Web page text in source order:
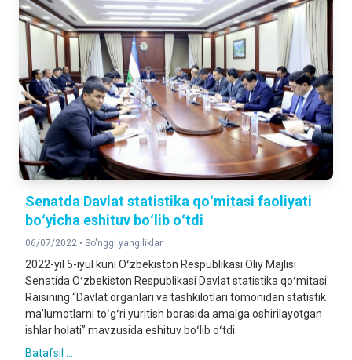
Senatda Davlat statistika qoʻmitasi faoliyati
boʻyicha eshituv boʻlib oʻtdi
06/07/2022 • So'nggi yangiliklar
2022-yil 5-iyul kuni Oʻzbekiston Respublikasi Oliy Majlisi
Senatida Oʻzbekiston Respublikasi Davlat statistika qoʻmitasi
Raisining “Davlat organlari va tashkilotlari tomonidan statistik
maʼlumotlarni toʻgʻri yuritish borasida amalga oshirilayotgan
ishlar holati” mavzusida eshituv boʻlib oʻtdi.
Batafsil ...